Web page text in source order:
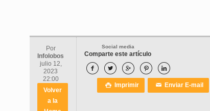
Social media
Comparte este artículo
    
Imprimir ✉Enviar E-mail
Por
Infolobos
julio 12,
2023
22:00
Volver
a la